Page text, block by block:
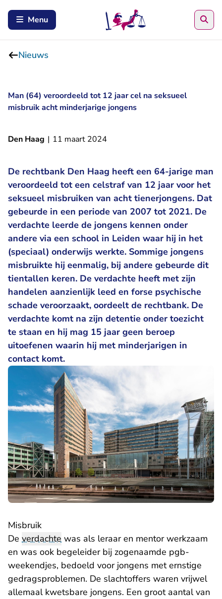
Menu
Nieuws
Man (64) veroordeeld tot 12 jaar cel na seksueel
misbruik acht minderjarige jongens
Den Haag | 11 maart 2024
De rechtbank Den Haag heeft een 64-jarige man
veroordeeld tot een celstraf van 12 jaar voor het
seksueel misbruiken van acht tienerjongens. Dat
gebeurde in een periode van 2007 tot 2021. De
verdachte leerde de jongens kennen onder
andere via een school in Leiden waar hij in het
(speciaal) onderwijs werkte. Sommige jongens
misbruikte hij eenmalig, bij andere gebeurde dit
tientallen keren. De verdachte heeft met zijn
handelen aanzienlijk leed en forse psychische
schade veroorzaakt, oordeelt de rechtbank. De
verdachte komt na zijn detentie onder toezicht
te staan en hij mag 15 jaar geen beroep
uitoefenen waarin hij met minderjarigen in
contact komt.
Misbruik
De verdachte was als leraar en mentor werkzaam
en was ook begeleider bij zogenaamde pgb-
weekendjes, bedoeld voor jongens met ernstige
gedragsproblemen. De slachtoffers waren vrijwel
allemaal kwetsbare jongens. Een groot aantal van